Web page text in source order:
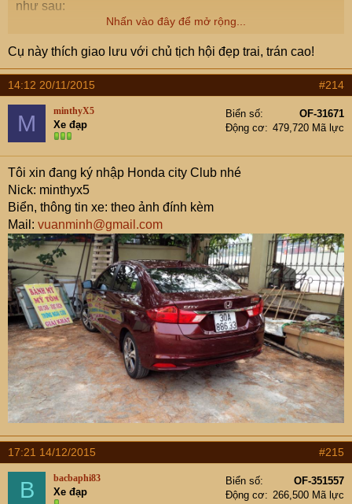
như sau:
2. Giới tính: Nam
3. Họ và tên đầy đủ: Đã PM gửi Chủ tịch Hội
4. Ngày sinh: Đã PM gửi Chủ tịch Hội
5. Số điện thoại di động: Đã PM gửi Chủ tịch Hội
6. Địa chỉ email: Đã PM gửi Chủ tịch Hội
7. Biển số xe: Đã PM gửi Chủ tịch Hội
9. Địa bàn hoạt động: Hà Nội
Em xin cảm ơn.
Nhấn vào đây để mở rộng...
Cụ này thích giao lưu với chủ tịch hội đẹp trai, trán cao!
14:12 20/11/2015 #214
M minthyX5
Xe đạp
Biển số
OF-31671
Động cơ
479,720 Mã lực
Tôi xin đang ký nhập Honda city Club nhé
Nick: minthyx5
Biển, thông tin xe: theo ảnh đính kèm
Mail: vuanminh@gmail.com
17:21 14/12/2015 #215
B bacbaphi83
Xe đạp
Biển số
OF-351557
Động cơ
266,500 Mã lực